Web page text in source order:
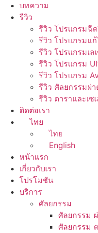
บทความ
รีวิว
รีวิว โปรแกรมฉี
รีวิว โปรแกรมแ
รีวิว โปรแกรมเล
รีวิว โปรแกรม
รีวิว โปรแกรม
รีวิว ศัลยกรรมผ่า
รีวิว ดาราและเซ
ติดต่อเรา
ไทย
ไทย
English
หน้าแรก
เกี่ยวกับเรา
โปรโมชัน
บริการ
ศัลยกรรม
ศัลยกรรม
ศัลยกรรม